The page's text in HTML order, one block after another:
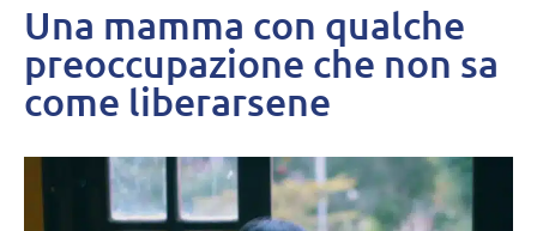
Una mamma con qualche
preoccupazione che non sa
come liberarsene